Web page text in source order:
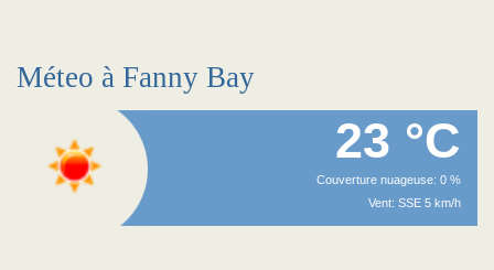
Méteo à Fanny Bay
23 °C
Couverture nuageuse: 0 %
Vent: SSE 5 km/h